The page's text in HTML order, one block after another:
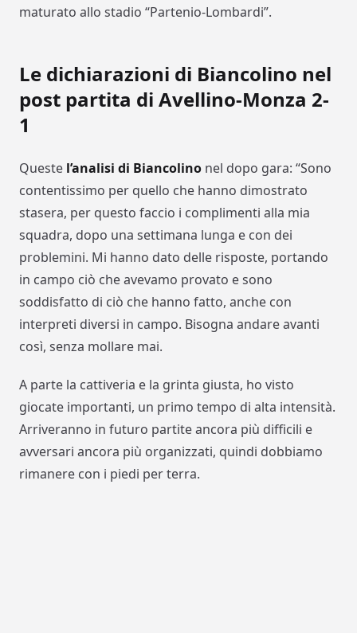
maturato allo stadio “Partenio-Lombardi”.
Le dichiarazioni di Biancolino nel
post partita di Avellino-Monza 2-
1
Queste l’analisi di Biancolino nel dopo gara: “Sono
contentissimo per quello che hanno dimostrato
stasera, per questo faccio i complimenti alla mia
squadra, dopo una settimana lunga e con dei
problemini. Mi hanno dato delle risposte, portando
in campo ciò che avevamo provato e sono
soddisfatto di ciò che hanno fatto, anche con
interpreti diversi in campo. Bisogna andare avanti
così, senza mollare mai.
A parte la cattiveria e la grinta giusta, ho visto
giocate importanti, un primo tempo di alta intensità.
Arriveranno in futuro partite ancora più difficili e
avversari ancora più organizzati, quindi dobbiamo
rimanere con i piedi per terra.